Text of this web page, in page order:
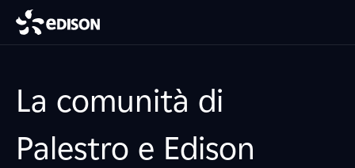
La comunità di
Palestro e Edison